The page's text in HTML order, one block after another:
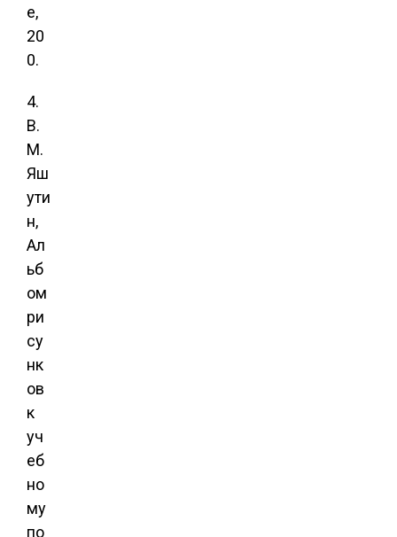
е,
20
0.
4.
В.
М.
Яш
ути
н,
Ал
ьб
ом
ри
су
нк
ов
к
уч
еб
но
му
по